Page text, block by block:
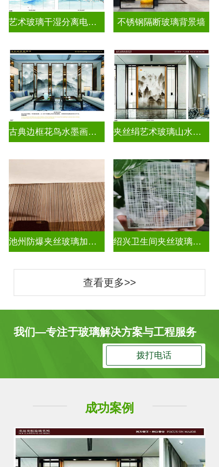
艺术玻璃干湿分离电视玻璃背景墙 不锈钢隔断玻璃背景墙
古典边框花鸟水墨画玻璃 夹丝绢艺术玻璃山水画玻璃
池州防爆夹丝玻璃加工厂 绍兴卫生间夹丝玻璃多少钱
查看更多>>
我们—专注于玻璃解决方案与工程服务
拨打电话
成功案例